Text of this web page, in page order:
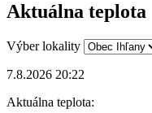
Aktuálna teplota
Výber lokality
7.8.2026 20:22
Aktuálna teplota: